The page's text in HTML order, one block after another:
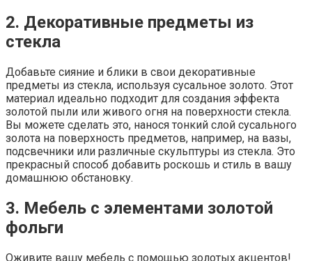
2. Декоративные предметы из
стекла
Добавьте сияние и блики в свои декоративные
предметы из стекла, используя сусальное золото. Этот
материал идеально подходит для создания эффекта
золотой пыли или живого огня на поверхности стекла.
Вы можете сделать это, нанося тонкий слой сусального
золота на поверхность предметов, например, на вазы,
подсвечники или различные скульптуры из стекла. Это
прекрасный способ добавить роскошь и стиль в вашу
домашнюю обстановку.
3. Мебель с элементами золотой
фольги
Оживите вашу мебель с помощью золотых акцентов!